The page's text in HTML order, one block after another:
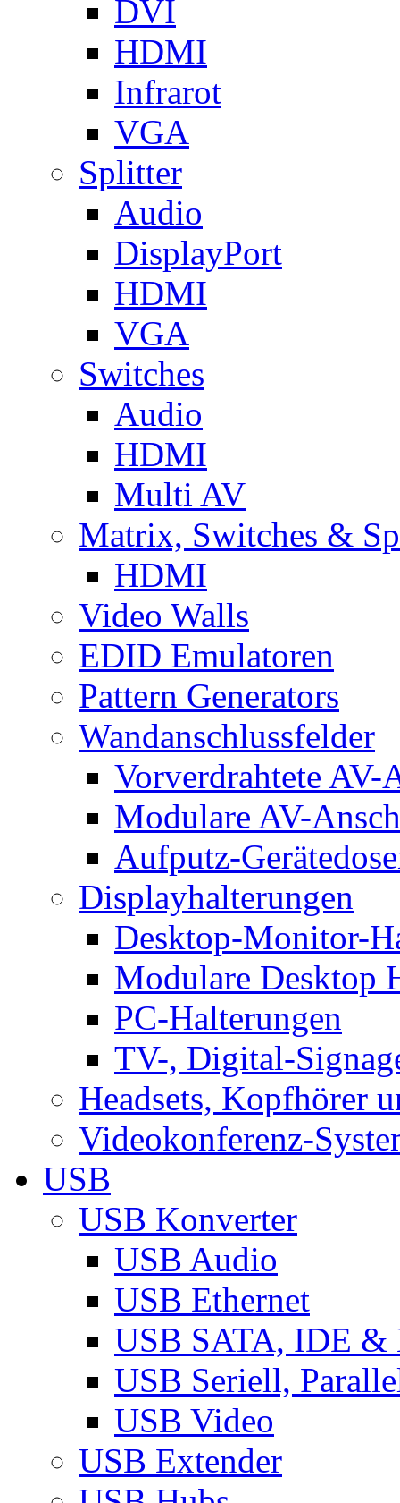
DVI
HDMI
Infrarot
VGA
Splitter
Audio
DisplayPort
HDMI
VGA
Switches
Audio
HDMI
Multi AV
Matrix, Switches &
HDMI
Video Walls
EDID Emulatoren
Pattern Generators
Wandanschlussfelder
Vorverdrahtete AV-
Modulare AV-
Aufputz-
Displayhalterungen
Desktop-Monitor-
Modulare Desktop
PC-Halterungen
TV-, Digital-
Headsets, Kopfhörer
Videokonferenz-
USB
USB Konverter
USB Audio
USB Ethernet
USB SATA, IDE &
USB Seriell,
USB Video
USB Extender